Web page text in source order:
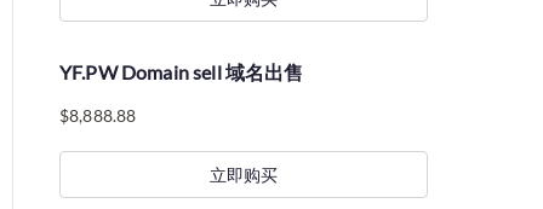
YF.PW Domain sell 域名出售
$8,888.88
立即购买